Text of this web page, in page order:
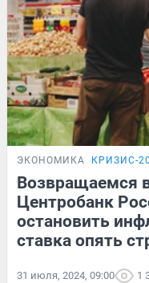
ЭКОНОМИКА КРИЗИС-
Возвращаемся
Центробанк
остановить
ставка опять
31 июля, 2024, 09:00 1